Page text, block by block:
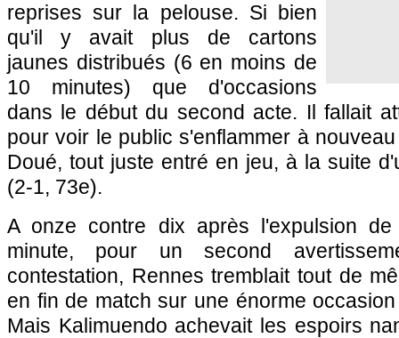
reprises sur la pelouse. Si bien
qu'il y avait plus de cartons
jaunes distribués (6 en moins de
10 minutes) que d'occasions
dans le début du second acte. Il fallait
pour voir le public s'enflammer à
Doué, tout juste entré en jeu, à la suite
(2-1, 73e).
A onze contre dix après l'expulsion
minute, pour un second
contestation, Rennes tremblait tout de
en fin de match sur une énorme
Mais Kalimuendo achevait les espoirs